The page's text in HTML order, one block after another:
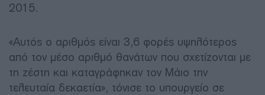
2015.
«Αυτός ο αριθμός είναι 3,6 φορές υψηλότερος
από τον μέσο αριθμό θανάτων που σχετίζονται με
τη ζέστη και καταγράφηκαν τον Μάιο την
τελευταία δεκαετία», τόνισε το υπουργείο σε